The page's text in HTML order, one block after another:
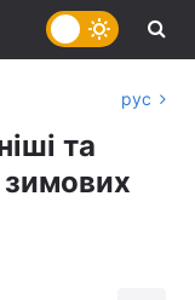
рус
та